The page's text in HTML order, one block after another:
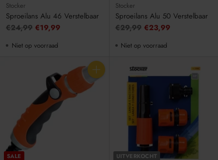
Stocker
Sproeilans Alu 46 Verstelbaar
Adviesprijs
€24,99 €19,99
Niet op voorraad
Stocker
Sproeilans Alu 50 Verstelbaar
Adviesprijs
€29,99 €23,99
Niet op voorraad
SALE
Aantal
UITVERKOCHT